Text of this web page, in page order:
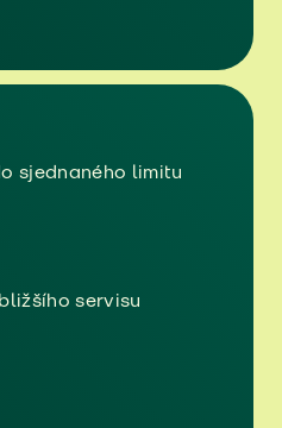
sjednaného limitu
servisu